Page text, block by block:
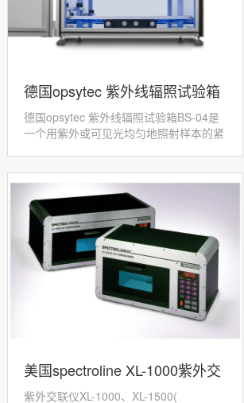
德国opsytec 紫外线辐照试验箱
BS-04
德国opsytec 紫外线辐照试验箱BS-04是
一个用紫外或可见光均匀地照射样本的紧
2...
美国spectroline ​XL-1000紫外交
紫外交联仪XL-1000、XL-1500(